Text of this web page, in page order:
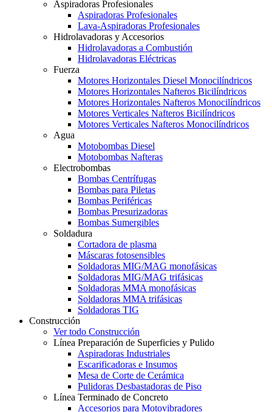
Aspiradoras Profesionales
Aspiradoras Profesionales
Lava-Aspiradoras Profesionales
Hidrolavadoras y Accesorios
Hidrolavadoras a Combustión
Hidrolavadoras Eléctricas
Fuerza
Motores Horizontales Diesel Monocilíndricos
Motores Horizontales Nafteros Bicilíndricos
Motores Horizontales Nafteros Monocilíndricos
Motores Verticales Nafteros Bicilíndricos
Motores Verticales Nafteros Monocilíndricos
Agua
Motobombas Diesel
Motobombas Nafteras
Electrobombas
Bombas Centrífugas
Bombas para Piletas
Bombas Periféricas
Bombas Presurizadoras
Bombas Sumergibles
Soldadura
Cortadora de plasma
Máscaras fotosensibles
Soldadoras MIG/MAG monofásicas
Soldadoras MIG/MAG trifásicas
Soldadoras MMA monofásicas
Soldadoras MMA trifásicas
Soldadoras TIG
Construcción
Ver todo Construcción
Línea Preparación de Superficies y Pulido
Aspiradoras Industriales
Escarificadoras e Insumos
Mesa de Corte de Cerámica
Pulidoras Desbastadoras de Piso
Línea Terminado de Concreto
Accesorios para Motovibradores